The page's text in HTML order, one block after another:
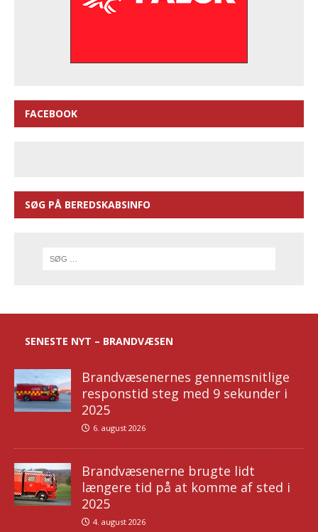
FACEBOOK
SØG PÅ BEREDSKABSINFO
SENESTE NYT – BRANDVÆSEN
Brandvæsenernes gennemsnitlige
responstid steg med 9 sekunder i
2025
6. august 2026
Brandvæsenerne brugte lidt
længere tid på at komme af sted i
2025
4. august 2026